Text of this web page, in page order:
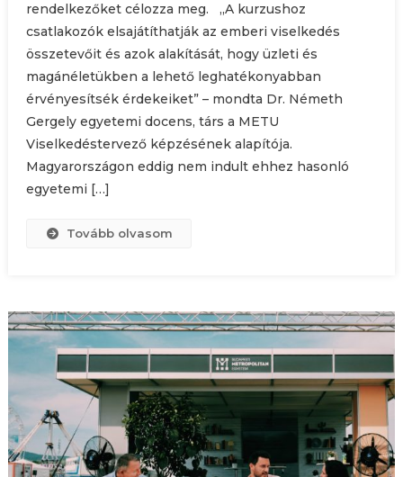
rendelkezőket célozza meg. „A kurzushoz
csatlakozók elsajátíthatják az emberi viselkedés
összetevőit és azok alakítását, hogy üzleti és
magánéletükben a lehető leghatékonyabban
érvényesítsék érdekeiket” – mondta Dr. Németh
Gergely egyetemi docens, társ a METU
Viselkedéstervező képzésének alapítója.
Magyarországon eddig nem indult ehhez hasonló
egyetemi […]
Tovább olvasom